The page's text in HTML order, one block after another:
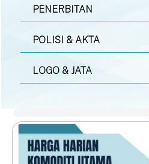
PENERBITAN
POLISI & AKTA
LOGO & JATA